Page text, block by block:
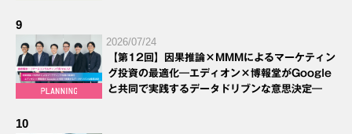
9
2026/07/24
【第12回】因果推論×MMMによるマーケティン
グ投資の最適化―エディオン×博報堂がGoogle
と共同で実践するデータドリブンな意思決定―
10